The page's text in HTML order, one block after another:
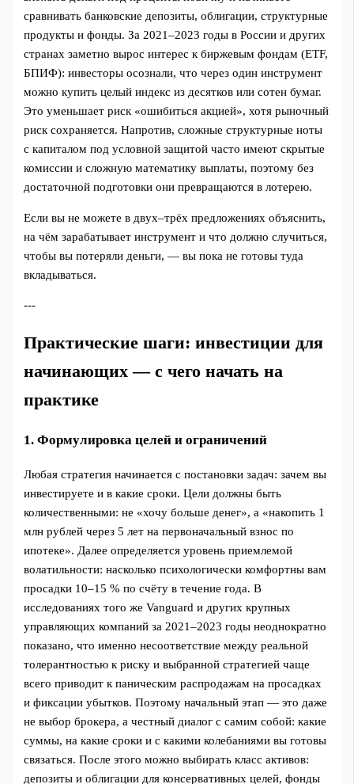
сравнивать банковские депозиты, облигации, структурные
продукты и фонды. За 2021–2023 годы в России и других
странах заметно вырос интерес к биржевым фондам (ETF,
БПИФ): инвесторы осознали, что через один инструмент
можно купить целый индекс из десятков или сотен бумаг.
Это уменьшает риск «ошибиться акцией», хотя рыночный
риск сохраняется. Напротив, сложные структурные ноты
с капиталом под условной защитой часто имеют скрытые
комиссии и сложную математику выплаты, поэтому без
достаточной подготовки они превращаются в лотерею.
Если вы не можете в двух–трёх предложениях объяснить,
на чём зарабатывает инструмент и что должно случиться,
чтобы вы потеряли деньги, — вы пока не готовы туда
вкладываться.
---
Практические шаги: инвестиции для
начинающих — с чего начать на
практике
1. Формулировка целей и ограничений
Любая стратегия начинается с постановки задач: зачем вы
инвестируете и в какие сроки. Цели должны быть
количественными: не «хочу больше денег», а «накопить 1
млн рублей через 5 лет на первоначальный взнос по
ипотеке». Далее определяется уровень приемлемой
волатильности: насколько психологически комфортны вам
просадки 10–15 % по счёту в течение года. В
исследованиях того же Vanguard и других крупных
управляющих компаний за 2021–2023 годы неоднократно
показано, что именно несоответствие между реальной
толерантностью к риску и выбранной стратегией чаще
всего приводит к паническим распродажам на просадках
и фиксации убытков. Поэтому начальный этап — это даже
не выбор брокера, а честный диалог с самим собой: какие
суммы, на какие сроки и с какими колебаниями вы готовы
связаться. После этого можно выбирать класс активов:
депозиты и облигации для консервативных целей, фонды